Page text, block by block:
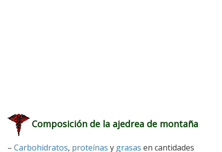
Composición de la ajedrea de montaña
– Carbohidratos, proteínas y grasas en cantidades